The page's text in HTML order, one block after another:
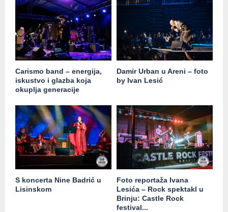
Carismo band – energija,
iskustvo i glazba koja
okuplja generacije
Damir Urban u Areni – foto
by Ivan Lesić
S koncerta Nine Badrić u
Lisinskom
Foto reportaža Ivana
Lesića – Rock spektakl u
Brinju: Castle Rock
festival...